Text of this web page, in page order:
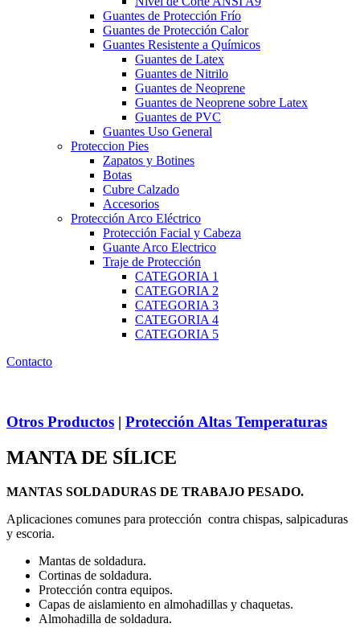
Guantes de Protección Frío
Guantes de Protección Calor
Guantes Resistente a Químicos
Guantes de Latex
Guantes de Nitrilo
Guantes de Neoprene
Guantes de Neoprene sobre Latex
Guantes de PVC
Guantes Uso General
Proteccion Pies
Zapatos y Botines
Botas
Cubre Calzado
Accesorios
Protección Arco Eléctrico
Protección Facial y Cabeza
Guante Arco Electrico
Traje de Protección
CATEGORIA 1
CATEGORIA 2
CATEGORIA 3
CATEGORIA 4
CATEGORIA 5
Contacto
Otros Productos | Protección Altas Temperaturas
MANTA DE SÍLICE
MANTAS SOLDADURAS DE TRABAJO PESADO.
Aplicaciones comunes para protección contra chispas, salpicaduras
y escoria.
Mantas de soldadura.
Cortinas de soldadura.
Protección contra equipos.
Capas de aislamiento en almohadillas y chaquetas.
Almohadilla de soldadura.